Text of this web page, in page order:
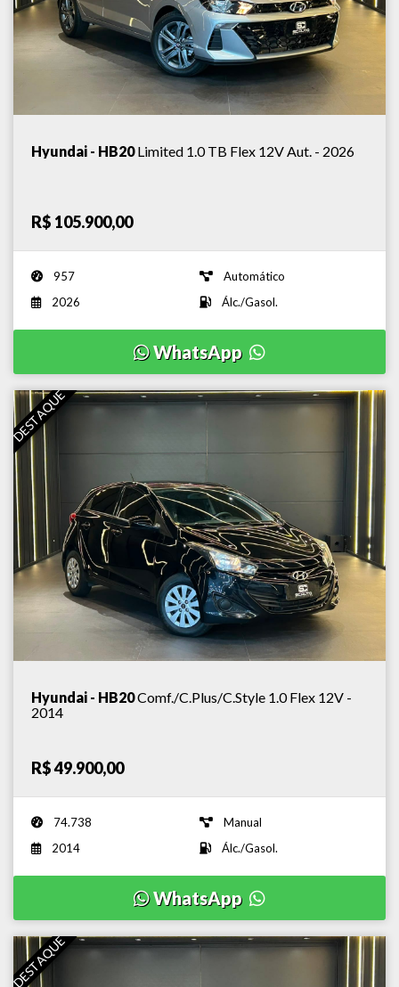
Hyundai - HB20 Limited 1.0 TB Flex 12V Aut. - 2026
R$ 105.900,00
957
Automático
2026
Álc./Gasol.
WhatsApp
DESTAQUE
Hyundai - HB20Comf./C.Plus/C.Style 1.0 Flex 12V -
2014
R$ 49.900,00
74.738
Manual
2014
Álc./Gasol.
WhatsApp
DESTAQUE